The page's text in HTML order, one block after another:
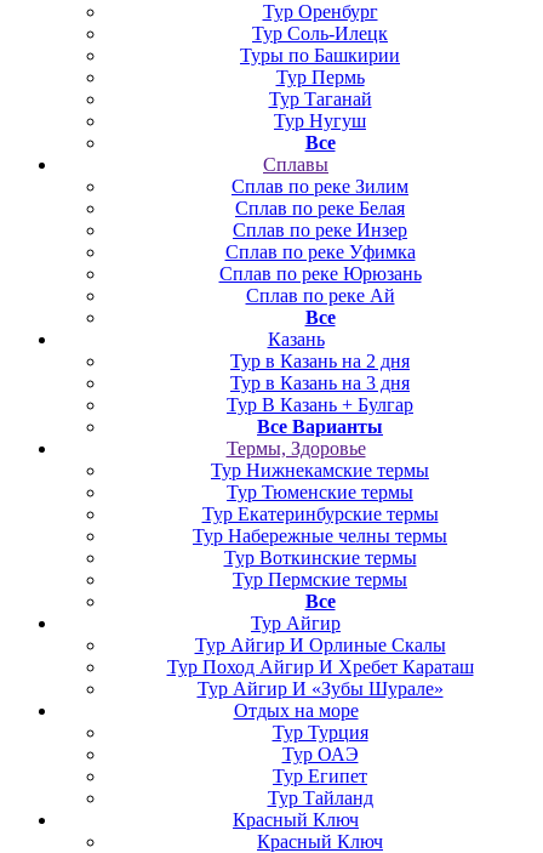
Тур Оренбург
Тур Соль-Илецк
Туры по Башкирии
Тур Пермь
Тур Таганай
Тур Нугуш
Все
Сплавы
Сплав по реке Зилим
Сплав по реке Белая
Сплав по реке Инзер
Сплав по реке Уфимка
Сплав по реке Юрюзань
Сплав по реке Ай
Все
Казань
Тур в Казань на 2 дня
Тур в Казань на 3 дня
Тур В Казань + Булгар
Все Варианты
Термы, Здоровье
Тур Нижнекамские термы
Тур Тюменские термы
Тур Екатеринбурские термы
Тур Набережные челны термы
Тур Воткинские термы
Тур Пермские термы
Все
Тур Айгир
Тур Айгир И Орлиные Скалы
Тур Поход Айгир И Хребет Караташ
Тур Айгир И «Зубы Шурале»
Отдых на море
Тур Турция
Тур ОАЭ
Тур Египет
Тур Тайланд
Красный Ключ
Красный Ключ